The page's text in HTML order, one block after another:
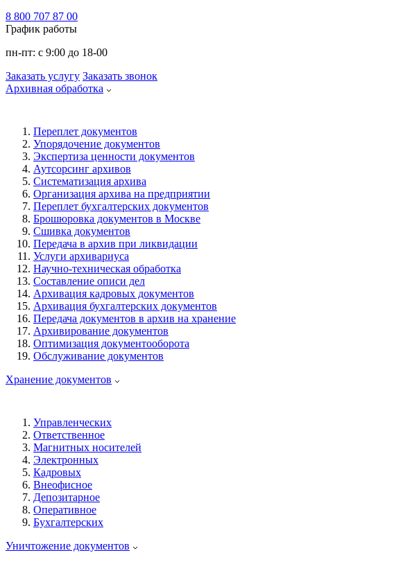
8 800 707 87 00
График работы
пн-пт: с 9:00 до 18-00
Заказать услугу Заказать звонок
Архивная обработка
Переплет документов
Упорядочение документов
Экспертиза ценности документов
Аутсорсинг архивов
Систематизация архива
Организация архива на предприятии
Переплет бухгалтерских документов
Брошюровка документов в Москве
Сшивка документов
Передача в архив при ликвидации
Услуги архивариуса
Научно-техническая обработка
Составление описи дел
Архивация кадровых документов
Архивация бухгалтерских документов
Передача документов в архив на хранение
Архивирование документов
Оптимизация документооборота
Обслуживание документов
Хранение документов
Управленческих
Ответственное
Магнитных носителей
Электронных
Кадровых
Внеофисное
Депозитарное
Оперативное
Бухгалтерских
Уничтожение документов